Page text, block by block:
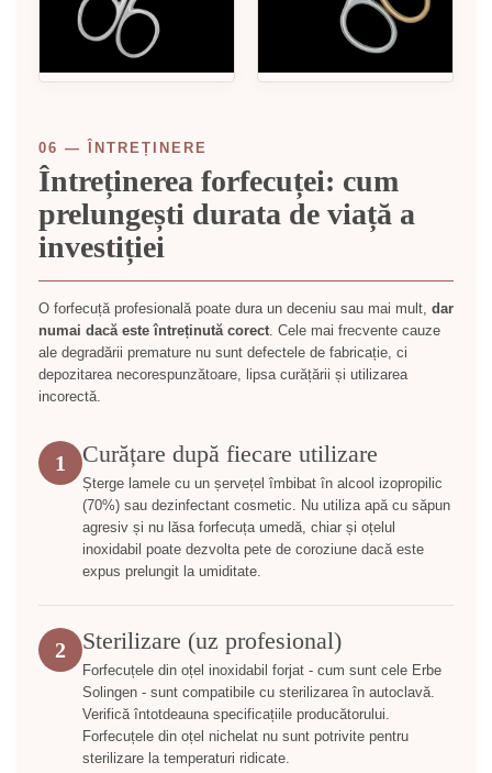
06 — ÎNTREȚINERE
Întreținerea forfecuței: cum
prelungești durata de viață a
investiției
O forfecuță profesională poate dura un deceniu sau mai mult, dar
numai dacă este întreținută corect. Cele mai frecvente cauze
ale degradării premature nu sunt defectele de fabricație, ci
depozitarea necorespunzătoare, lipsa curățării și utilizarea
incorectă.
1 Curățare după fiecare utilizare
Șterge lamele cu un șervețel îmbibat în alcool izopropilic
(70%) sau dezinfectant cosmetic. Nu utiliza apă cu săpun
agresiv și nu lăsa forfecuța umedă, chiar și oțelul
inoxidabil poate dezvolta pete de coroziune dacă este
expus prelungit la umiditate.
2 Sterilizare (uz profesional)
Forfecuțele din oțel inoxidabil forjat - cum sunt cele Erbe
Solingen - sunt compatibile cu sterilizarea în autoclavă.
Verifică întotdeauna specificațiile producătorului.
Forfecuțele din oțel nichelat nu sunt potrivite pentru
sterilizare la temperaturi ridicate.